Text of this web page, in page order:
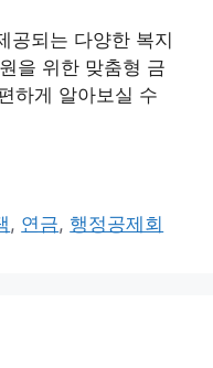
공되는 다양한 복지
을 위한 맞춤형 금
하게 알아보실 수
, 연금, 행정공제회